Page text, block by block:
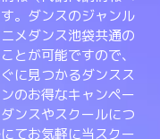
。ダンスのジャンル
メダンス池袋共通の
とが可能ですので、
に見つかるダンスス
のお得なキャンペー
ンスやスクールにつ
てお気軽に当スクー